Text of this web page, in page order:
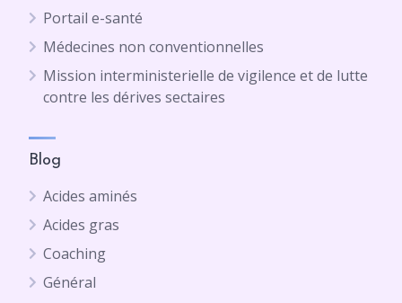
Portail e-santé
Médecines non conventionnelles
Mission interministerielle de vigilence et de lutte
contre les dérives sectaires
Blog
Acides aminés
Acides gras
Coaching
Général